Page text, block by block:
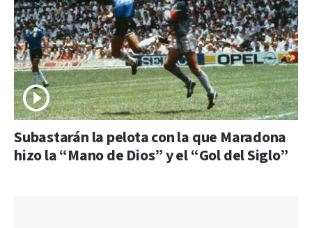
Subastarán la pelota con la que Maradona
hizo la “Mano de Dios” y el “Gol del Siglo”